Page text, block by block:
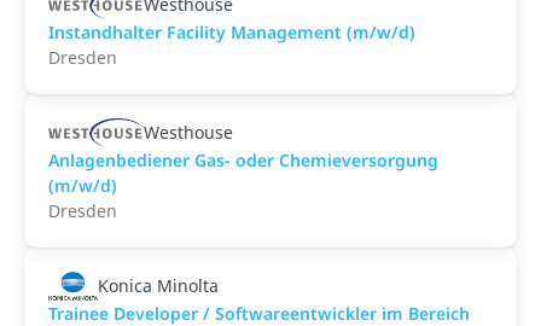
Instandhalter Facility Management (m/w/d)
Dresden
Westhouse
Anlagenbediener Gas- oder Chemieversorgung
(m/w/d)
Dresden
Konica Minolta
Trainee Developer / Softwareentwickler im Bereich